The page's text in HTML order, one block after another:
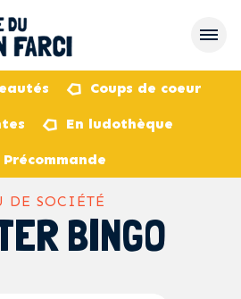
Coups de coeur
En ludothèque
Précommande
DE SOCIÉTÉ
BINGO